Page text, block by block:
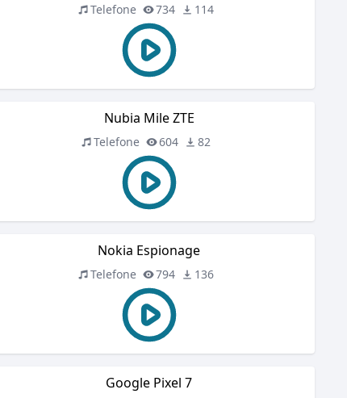
Telefone 734 114
Nubia Mile ZTE
Telefone 604 82
Nokia Espionage
Telefone 794 136
Google Pixel 7